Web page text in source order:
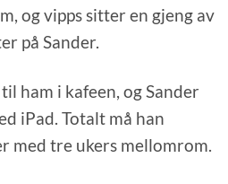
og vipps sitter en gjeng av
på Sander.
ham i kafeen, og Sander
iPad. Totalt må han
med tre ukers mellomrom.